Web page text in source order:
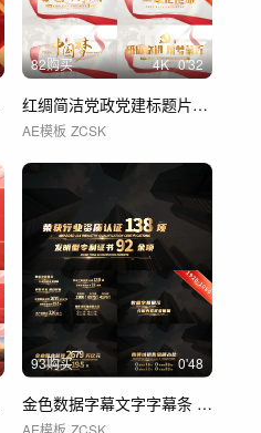
82购买 4K 0'32
红绸简洁党政党建标题片头 01
AE模板 ZCSK
93购买 0'48
金色数据字幕文字字幕条 02
AE模板 ZCSK